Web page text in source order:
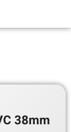
38mm